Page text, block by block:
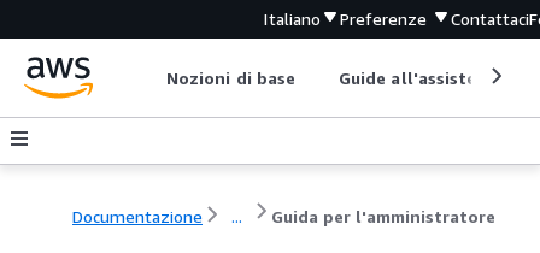
Italiano Preferenze Contattaci
Nozioni di base Guide all'assistenza
Documentazione ... Guida per l'amministratore